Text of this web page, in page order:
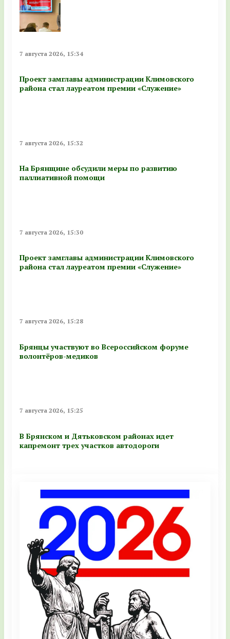
7 августа 2026, 15:34
Проект замглавы администрации Климовского
района стал лауреатом премии «Служение»
7 августа 2026, 15:32
На Брянщине обсудили меры по развитию
паллиативной помощи
7 августа 2026, 15:30
Проект замглавы администрации Климовского
района стал лауреатом премии «Служение»
7 августа 2026, 15:28
Брянцы участвуют во Всероссийском форуме
волонтёров-медиков
7 августа 2026, 15:25
В Брянском и Дятьковском районах идет
капремонт трех участков автодороги